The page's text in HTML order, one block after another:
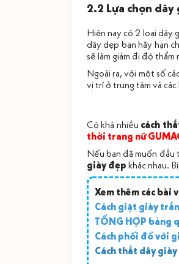
2.2 Lựa chọn dây
Hiện nay có 2 loại dây
dây dẹp bạn hãy hạn
sẽ làm giảm đi độ thẩm
Ngoài ra, với một số
vị trí ở trung tâm và
Có khá nhiều cách
thời trang nữ
Nếu bạn đã muốn đầu
giày đẹp khác nhau.
Xem thêm các bài
Cách giặt giày
TỔNG HỢP bảng
Cách phối đồ với
Cách thắt dây